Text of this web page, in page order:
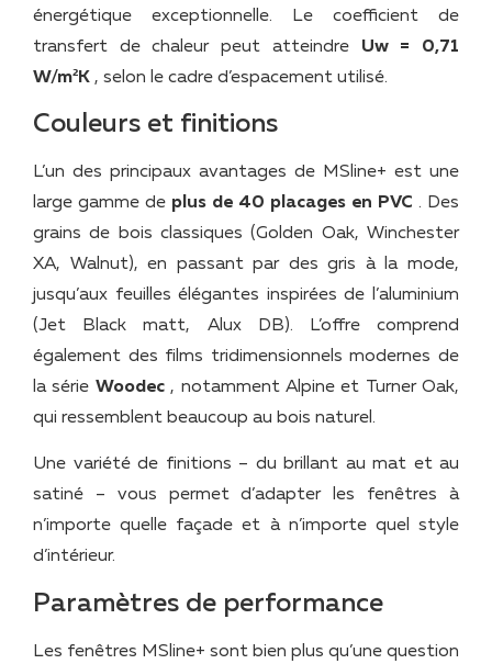
énergétique exceptionnelle. Le coefficient de
transfert de chaleur peut atteindre Uw = 0,71
W/m²K , selon le cadre d’espacement utilisé.
Couleurs et finitions
L’un des principaux avantages de MSline+ est une
large gamme de plus de 40 placages en PVC . Des
grains de bois classiques (Golden Oak, Winchester
XA, Walnut), en passant par des gris à la mode,
jusqu’aux feuilles élégantes inspirées de l’aluminium
(Jet Black matt, Alux DB). L’offre comprend
également des films tridimensionnels modernes de
la série Woodec, notamment Alpine et Turner Oak,
qui ressemblent beaucoup au bois naturel.
Une variété de finitions – du brillant au mat et au
satiné – vous permet d’adapter les fenêtres à
n’importe quelle façade et à n’importe quel style
d’intérieur.
Paramètres de performance
Les fenêtres MSline+ sont bien plus qu’une question